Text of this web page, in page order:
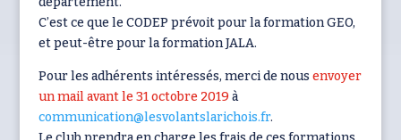
C’est ce que le CODEP prévoit pour la formation GEO,
et peut-être pour la formation JALA.
Pour les adhérents intéressés, merci denous envoyer
un mail avant le 31 octobre 2019 à
communication@lesvolantslarichois.fr.